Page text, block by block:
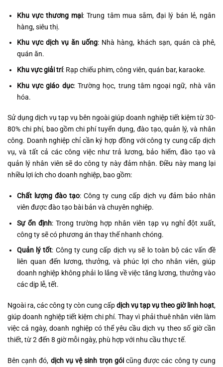
Khu vực thương mại: Trung tâm mua sắm, đại lý bán lẻ, ngân
hàng, siêu thị.
Khu vực dịch vụ ăn uống: Nhà hàng, khách sạn, quán cà phê,
quán ăn.
Khu vực giải trí: Rạp chiếu phim, công viên, quán bar, karaoke.
Khu vực giáo dục: Trường học, trung tâm ngoại ngữ, nhà văn
hóa.
Sử dụng dịch vụ tạp vụ bên ngoài giúp doanh nghiệp tiết kiệm từ 30-
80% chi phí, bao gồm chi phí tuyển dụng, đào tạo, quản lý, và nhân
công. Doanh nghiệp chỉ cần ký hợp đồng với công ty cung cấp dịch
vụ, và tất cả các công việc như trả lương, bảo hiểm, đào tạo và
quản lý nhân viên sẽ do công ty này đảm nhận. Điều này mang lại
nhiều lợi ích cho doanh nghiệp, bao gồm:
Chất lượng đào tạo: Công ty cung cấp dịch vụ đảm bảo nhân
viên được đào tạo bài bản và chuyên nghiệp.
Sự ổn định: Trong trường hợp nhân viên tạp vụ nghỉ đột xuất,
công ty sẽ có phương án thay thế nhanh chóng.
Quản lý tốt: Công ty cung cấp dịch vụ sẽ lo toàn bộ các vấn đề
liên quan đến lương, thưởng, và phúc lợi cho nhân viên, giúp
doanh nghiệp không phải lo lắng về việc tăng lương, thưởng vào
các dịp lễ, tết.
Ngoài ra, các công ty còn cung cấpdịch vụ tạp vụ theo giờ linh hoạt,
giúp doanh nghiệp tiết kiệm chi phí. Thay vì phải thuê nhân viên làm
việc cả ngày, doanh nghiệp có thể yêu cầu dịch vụ theo số giờ cần
thiết, từ 2 đến 8 giờ mỗi ngày, phù hợp với nhu cầu thực tế.
Bên cạnh đó, dịch vụ vệ sinh trọn góicũng được các công ty cung